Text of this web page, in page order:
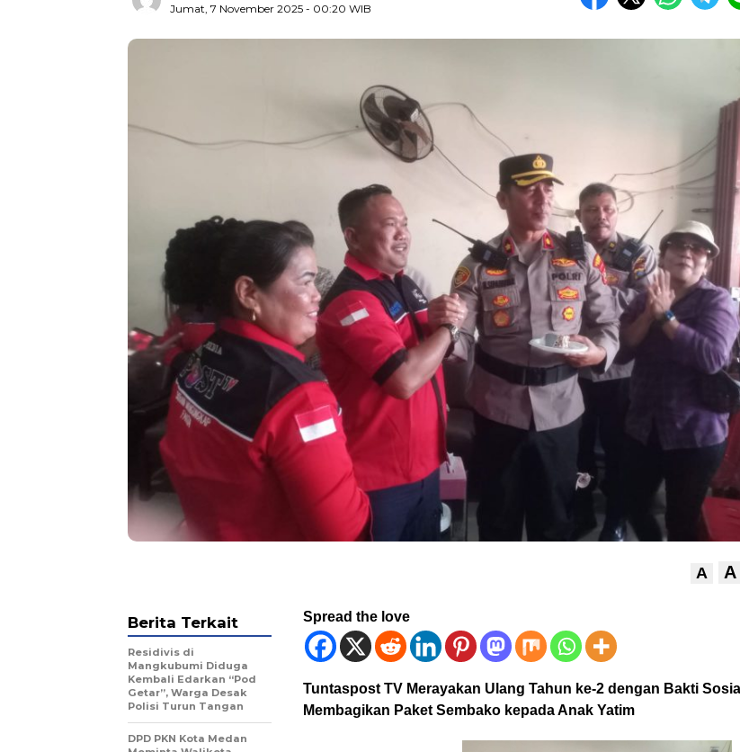
Jumat, 7 November 2025 - 00:20 WIB
A A
Spread the love
Tuntaspost TV Merayakan Ulang Tahun ke-2 dengan Bakti
Membagikan Paket Sembako kepada Anak Yatim
Berita Terkait
Residivis di
Mangkubumi Diduga
Kembali Edarkan “Pod
Getar”, Warga Desak
Polisi Turun Tangan
DPD PKN Kota Medan